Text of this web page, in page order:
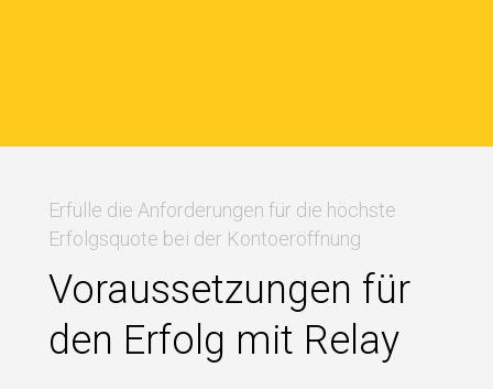
Erfülle die Anforderungen für die höchste
Erfolgsquote bei der Kontoeröffnung
Voraussetzungen für
den Erfolg mit Relay